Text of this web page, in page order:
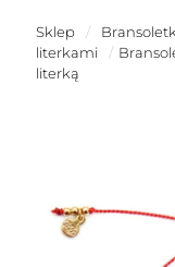
Sklep /
literkami
/
literką